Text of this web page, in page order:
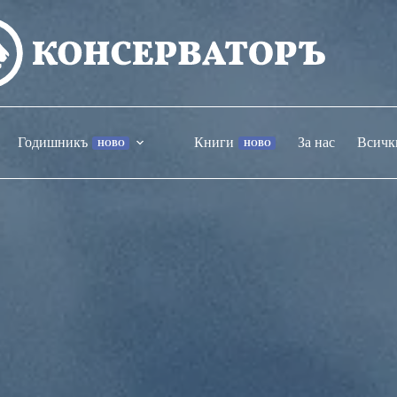
Годишникъ НОВО Книги НОВО За нас